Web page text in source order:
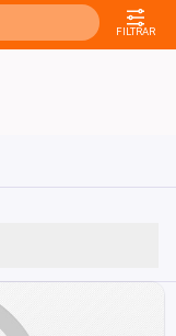
FILTRAR